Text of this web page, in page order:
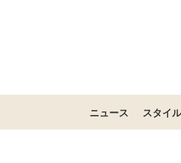
ニュース スタイル